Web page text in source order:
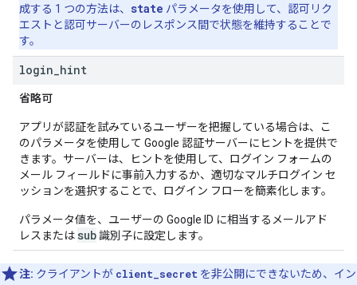
成する 1 つの方法は、 state パラメータを使用して、認可リク
エストと認可サーバーのレスポンス間で状態を維持することで
す。
login hint
省略可
アプリが認証を試みているユーザーを把握している場合は、こ
のパラメータを使用して Google 認証サーバーにヒントを提供で
きます。サーバーは、ヒントを使用して、ログイン フォームの
メール フィールドに事前入力するか、適切なマルチログイン セ
ッションを選択することで、ログイン フローを簡素化します。
パラメータ値を、ユーザーの Google ID に相当するメールアド
レスまたは sub識別子に設定します。
注: クライアントが client_secret を非公開にできないため、イン